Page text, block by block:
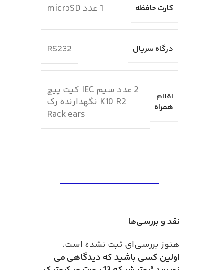
کارت حافظه 1 عدد microSD
درگاه سریال RS232
اقلام
همراه
2 عدد سیم IEC کیت پیچ
K10 R2 نگهدارنده رک
Rack ears
نقد و بررسی‌ها
هنوز بررسی‌ای ثبت نشده است.
اولین کسی باشید که دیدگاهی می